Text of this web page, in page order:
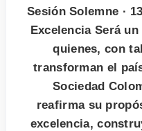
Sesión Solemne ·
Excelencia Será
quienes, con
transforman el
Sociedad
reafirma su
excelencia,